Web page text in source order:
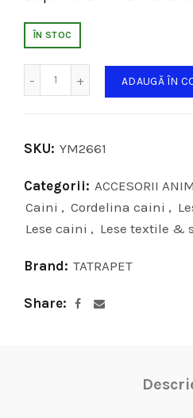
ÎN STOC
ADAUGĂ ÎN
SKU: YM2661
Categorii: ACCESORII
Caini , Cordelina caini ,
Lese caini , Lese textile &
Brand: TATRAPET
Share